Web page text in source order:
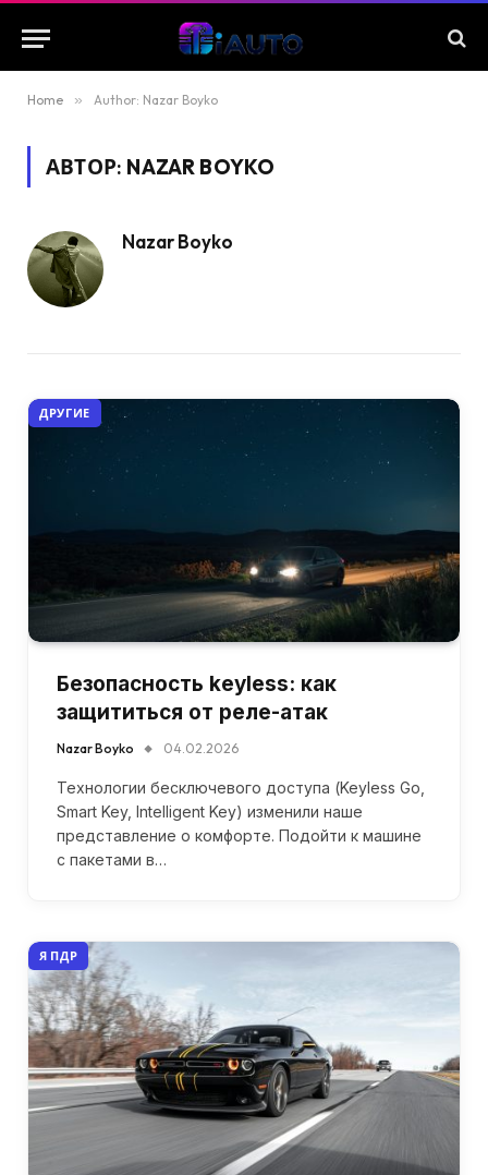
Home » Author: Nazar Boyko
АВТОР: NAZAR BOYKO
Nazar Boyko
ДРУГИЕ
Безопасность keyless: как
защититься от реле-атак
Nazar Boyko 04.02.2026
Технологии бесключевого доступа (Keyless Go,
Smart Key, Intelligent Key) изменили наше
представление о комфорте. Подойти к машине
с пакетами в…
Я ПДР